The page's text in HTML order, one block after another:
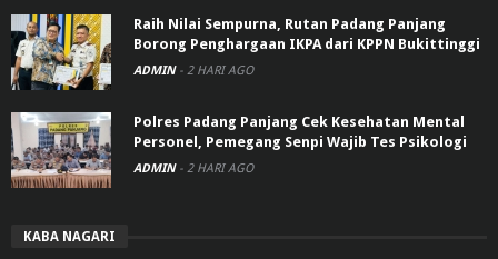
Raih Nilai Sempurna, Rutan Padang Panjang
Borong Penghargaan IKPA dari KPPN Bukittinggi
ADMIN - 2 HARI AGO
Polres Padang Panjang Cek Kesehatan Mental
Personel, Pemegang Senpi Wajib Tes Psikologi
ADMIN - 2 HARI AGO
KABA NAGARI